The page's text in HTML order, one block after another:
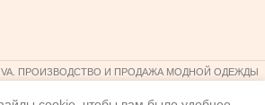
ПРОИЗВОДСТВО И ПРОДАЖА МОДНОЙ ОДЕЖДЫ